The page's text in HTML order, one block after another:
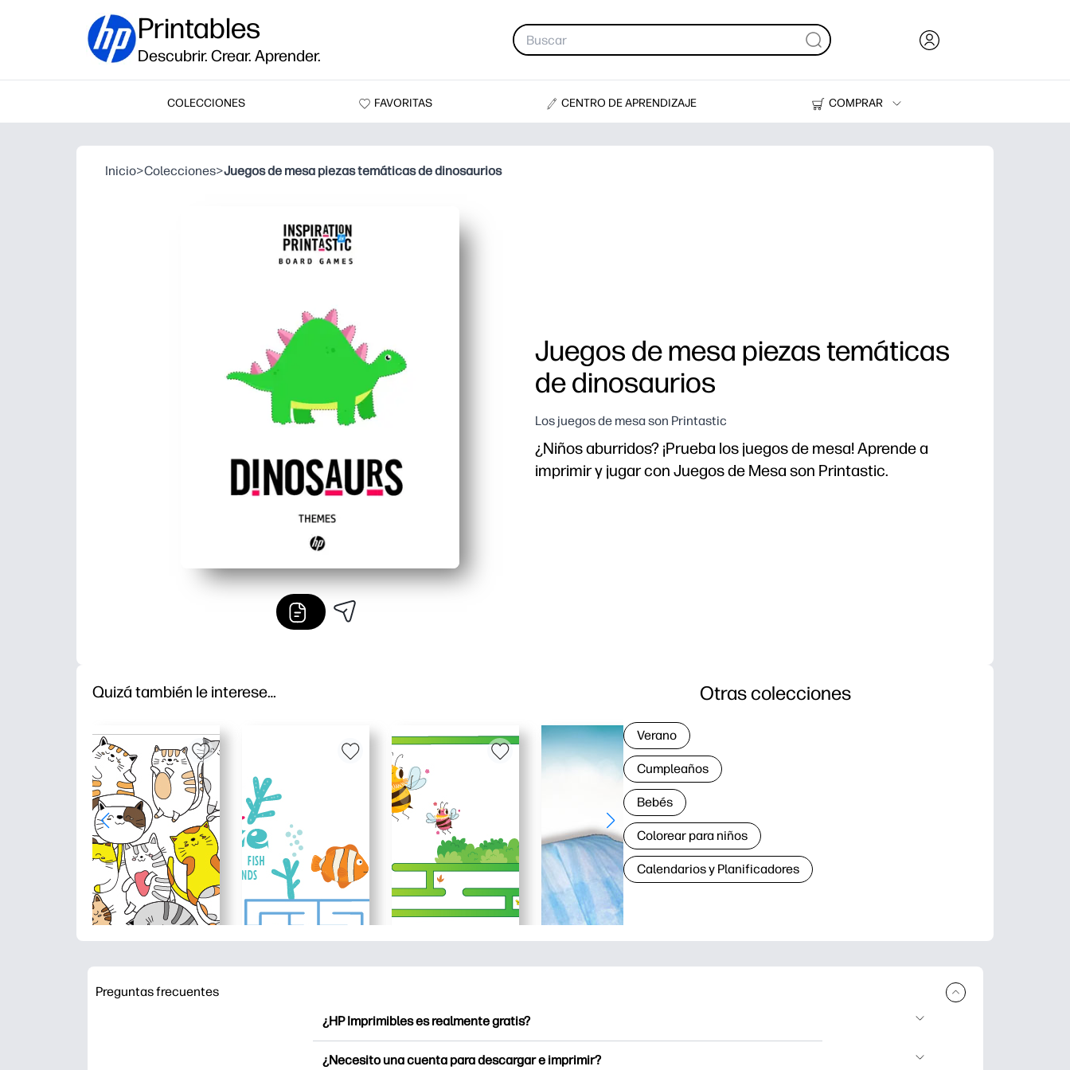
Printables
Descubrir. Crear. Aprender.
COLECCIONES FAVORITAS CENTRO DE APRENDIZAJE
COMPRAR
Impresoras
Inicio>Colecciones>Juegos de mesa piezas temáticas de dinosaurios
Juegos de mesa piezas temáticas
de dinosaurios
Los juegos de mesa son Printastic
¿Niños aburridos? ¡Prueba los juegos de mesa! Aprende a
imprimir y jugar con Juegos de Mesa son Printastic.
Quizá también le interese… Otras colecciones
Verano
Cumpleaños
Bebés
Colorear para niños
Calendarios y Planificadores
Preguntas frecuentes
¿HP Imprimibles es realmente gratis?
¿Necesito una cuenta para descargar e imprimir?